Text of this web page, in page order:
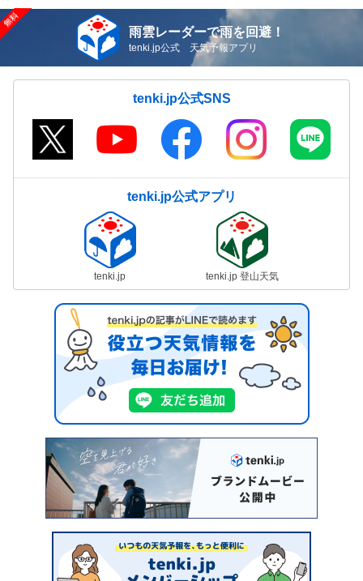
雨雲レーダーで雨を回避！
tenki.jp公式 天気予報アプリ
tenki.jp公式SNS
tenki.jp公式アプリ
tenki.jp tenki.jp 登山天気